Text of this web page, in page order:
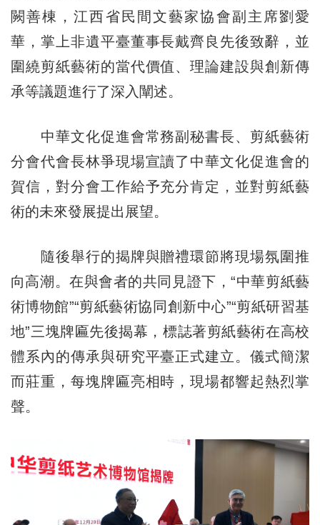
闕善棟，江西省民間文藝家協會副主席劉愛
華，掌上非遺平臺董事長戴齊良先後致辭，並
圍繞剪紙藝術的當代價值、理論建設與創新傳
承等議題進行了深入闡述。
中華文化促進會常務副秘書長、剪紙藝術
分會代會長林爭現場宣讀了中華文化促進會的
賀信，對分會工作給予充分肯定，並對剪紙藝
術的未來發展提出展望。
隨後舉行的揭牌與贈禮環節將現場氛圍推
向高潮。在與會者的共同見證下，“中華剪紙藝
術博物館”“剪紙藝術協同創新中心”“剪紙研習基
地”三塊牌匾先後揭幕，標誌著剪紙藝術在高校
體系內的傳承與研究平臺正式建立。儀式簡潔
而莊重，每塊牌匾亮相時，現場都響起熱烈掌
聲。